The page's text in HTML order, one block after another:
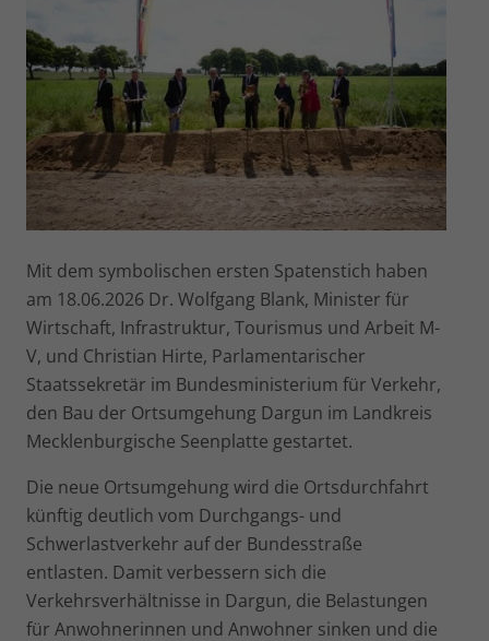
Mit dem symbolischen ersten Spatenstich haben
am 18.06.2026 Dr. Wolfgang Blank, Minister für
Wirtschaft, Infrastruktur, Tourismus und Arbeit M-
V, und Christian Hirte, Parlamentarischer
Staatssekretär im Bundesministerium für Verkehr,
den Bau der Ortsumgehung Dargun im Landkreis
Mecklenburgische Seenplatte gestartet.
Die neue Ortsumgehung wird die Ortsdurchfahrt
künftig deutlich vom Durchgangs- und
Schwerlastverkehr auf der Bundesstraße
entlasten. Damit verbessern sich die
Verkehrsverhältnisse in Dargun, die Belastungen
für Anwohnerinnen und Anwohner sinken und die